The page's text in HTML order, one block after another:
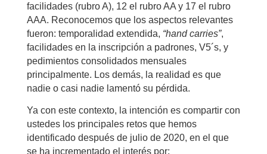
facilidades (rubro A), 12 el rubro AA y 17 el rubro
AAA. Reconocemos que los aspectos relevantes
fueron: temporalidad extendida, “hand carries”,
facilidades en la inscripción a padrones, V5´s, y
pedimientos consolidados mensuales
principalmente. Los demás, la realidad es que
nadie o casi nadie lamentó su pérdida.
Ya con este contexto, la intención es compartir con
ustedes los principales retos que hemos
identificado después de julio de 2020, en el que
se ha incrementado el interés por: